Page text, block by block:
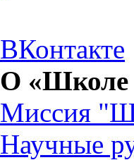
ВКонтакте
О «Школе
Миссия
Научные